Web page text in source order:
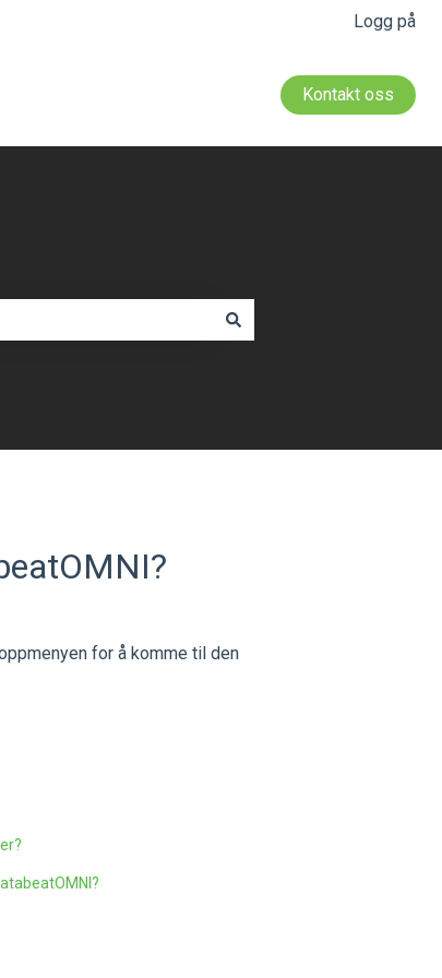
Logg på
Kontakt oss
for å komme til den